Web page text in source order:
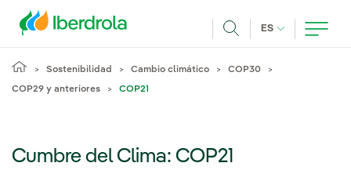
ES IDIOMA
Sostenibilidad Cambio climático COP30
COP29 y anteriores COP21
Cumbre del Clima: COP21